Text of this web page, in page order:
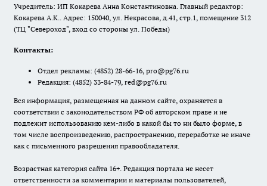
Учредитель: ИП Кокарева Анна Константиновна. Главный редактор:
Кокарева А.К.. Адрес: 150040, ул. Некрасова, д.41, стр.1, помещение 312
(ТЦ "Североход", вход со стороны ул. Победы)
Контакты:
Отдел рекламы: (4852) 28-66-16, pro@pg76.ru
Редакция: (4852) 33-84-79, red@pg76.ru
Вся информация, размещенная на данном сайте, охраняется в
соответствии с законодательством РФ об авторском праве и не
подлежит использованию кем-либо в какой бы то ни было форме, в
том числе воспроизведению, распространению, переработке не иначе
как с письменного разрешения правообладателя.
Возрастная категория сайта 16+. Редакция портала не несет
ответственности за комментарии и материалы пользователей,